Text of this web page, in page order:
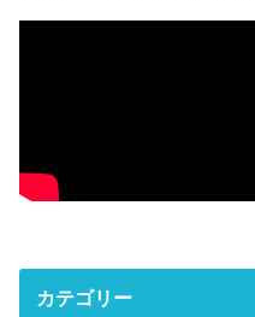
カテゴリー